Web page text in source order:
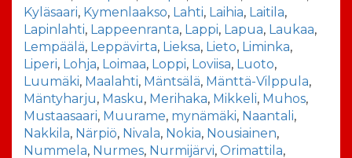
Kyläsaari, Kymenlaakso, Lahti, Laihia, Laitila,
Lapinlahti, Lappeenranta, Lappi, Lapua, Laukaa,
Lempäälä, Leppävirta, Lieksa, Lieto, Liminka,
Liperi, Lohja, Loimaa, Loppi, Loviisa, Luoto,
Luumäki, Maalahti, Mäntsälä, Mänttä-Vilppula,
Mäntyharju, Masku, Merihaka, Mikkeli, Muhos,
Mustaasaari, Muurame, mynämäki, Naantali,
Nakkila, Närpiö, Nivala, Nokia, Nousiainen,
Nummela, Nurmes, Nurmijärvi, Orimattila,